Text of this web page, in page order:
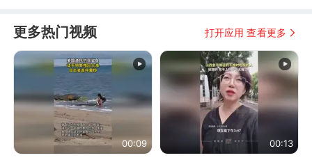
更多热门视频 打开应用 查看更多
00:09 00:13